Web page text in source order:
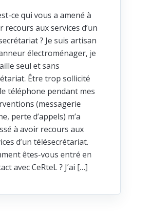
ce qui vous a amené à
recours aux services d’un
? Je suis artisan
électroménager, je
seul et sans
Être trop sollicité
téléphone pendant mes
(messagerie
perte d’appels) m’a
à avoir recours aux
d’un télésecrétariat.
êtes-vous entré en
avec CeRteL ? J’ai […]